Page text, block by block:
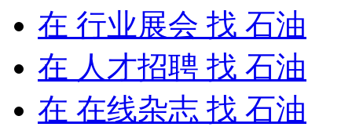
在 行业展会 找 石油
在 人才招聘 找 石油
在 在线杂志 找 石油